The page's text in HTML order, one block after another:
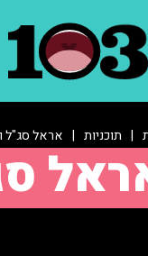
| תוכניות | אראל סג"ל